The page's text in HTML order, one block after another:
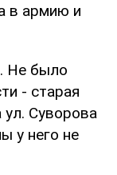
в армию и
Не было
- старая
Суворова
у него не